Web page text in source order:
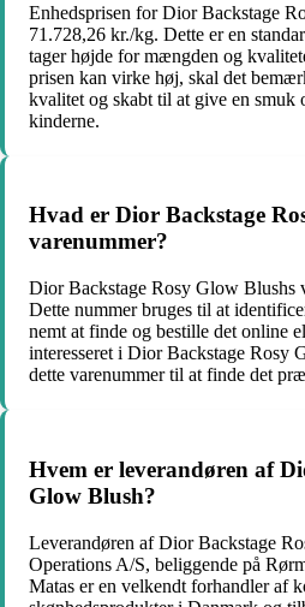
Enhedsprisen for Dior Backstage
71.728,26 kr./kg. Dette er en
tager højde for mængden og
prisen kan virke høj, skal det
kvalitet og skabt til at give en smuk
kinderne.
Hvad er Dior Backstage
varenummer?
Dior Backstage Rosy Glow Blushs
Dette nummer bruges til at
nemt at finde og bestille det online
interesseret i Dior Backstage Rosy
dette varenummer til at finde det
Hvem er leverandøren af
Glow Blush?
Leverandøren af Dior Backstage
Operations A/S, beliggende på
Matas er en velkendt forhandler af